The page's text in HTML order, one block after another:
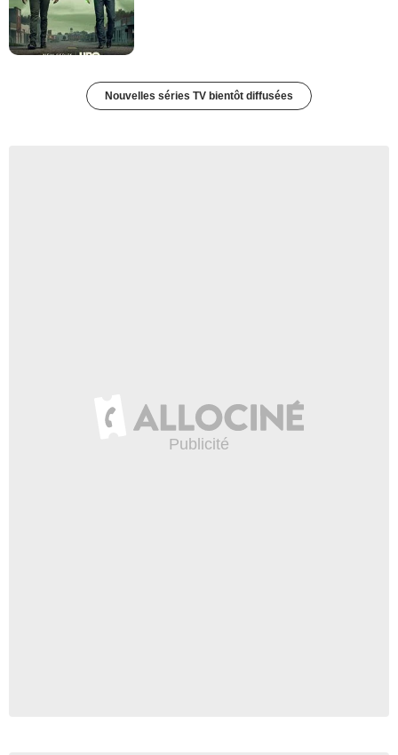
Nouvelles séries TV bientôt diffusées